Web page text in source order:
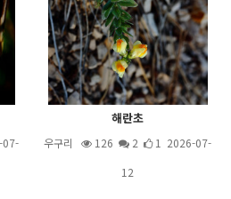
해란초
우구리 126 2
1 2026-07-
12